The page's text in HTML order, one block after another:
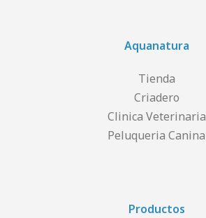
Aquanatura
Tienda
Criadero
Clinica Veterinaria
Peluqueria Canina
Productos